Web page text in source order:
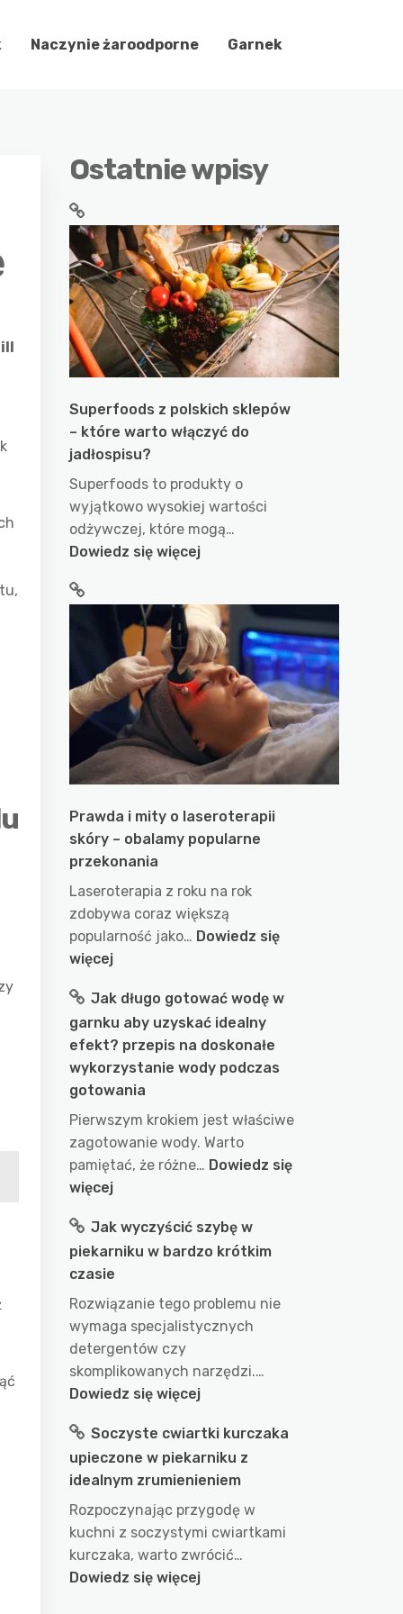
Naczynie żaroodporne Garnek
Ostatnie wpisy
Superfoods z polskich sklepów
– które warto włączyć do
jadłospisu?
Superfoods to produkty o
wyjątkowo wysokiej wartości
odżywczej, które mogą…
Dowiedz się więcej:
polskich
sklepów
–
które
warto
włączyć
do
jadłospisu?
Prawda i mity o laseroterapii
skóry – obalamy popularne
przekonania
Laseroterapia z roku na rok
zdobywa coraz większą
popularność jako… Dowiedz się
więcej:
i
mity
o
laseroterapii
skóry
–
obalamy
popularne
przekonania
Jak długo gotować wodę w
garnku aby uzyskać idealny
efekt? przepis na doskonałe
wykorzystanie wody podczas
gotowania
Pierwszym krokiem jest właściwe
zagotowanie wody. Warto
pamiętać, że różne… Dowiedz się
więcej:
długo
gotować
wodę
w
garnku
aby
uzyskać
idealny
przepis
na
doskonałe
wykorzystanie
wody
podczas
gotowania
Jak wyczyścić szybę w
piekarniku w bardzo krótkim
czasie
Rozwiązanie tego problemu nie
wymaga specjalistycznych
detergentów czy
skomplikowanych narzędzi.…
Dowiedz się więcej:
wyczyścić
szybę
w
piekarniku
w
bardzo
krótkim
Soczyste cwiartki kurczaka
upieczone w piekarniku z
idealnym zrumienieniem
Rozpoczynając przygodę w
kuchni z soczystymi cwiartkami
kurczaka, warto zwrócić…
Dowiedz się więcej: